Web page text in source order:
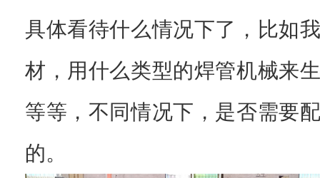
具体看待什么情况下了，比如
材，用什么类型的焊管机械来
等等，不同情况下，是否需要
的。